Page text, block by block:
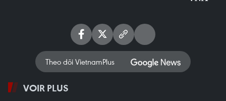
Theo dõi VietnamPlus
VOIR PLUS